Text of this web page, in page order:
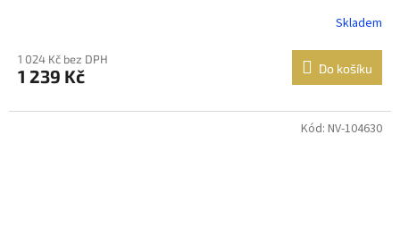
Skladem
1 024 Kč bez DPH
1 239 Kč Do košíku
Kód: NV-104630